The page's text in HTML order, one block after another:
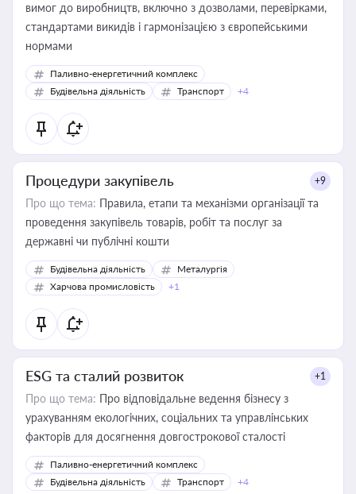
вимог до виробництв, включно з дозволами, перевірками,
стандартами викидів і гармонізацією з європейськими
нормами
Паливно-енергетичний комплекс
Будівельна діяльність
Транспорт +4
Процедури закупівель +9
Про що тема: Правила, етапи та механізми організації та
проведення закупівель товарів, робіт та послуг за
державні чи публічні кошти
Будівельна діяльність
Металургія
Харчова промисловість
+1
ESG та сталий розвиток +1
Про що тема: Про відповідальне ведення бізнесу з
урахуванням екологічних, соціальних та управлінських
факторів для досягнення довгострокової сталості
Паливно-енергетичний комплекс
Будівельна діяльність
Транспорт +4